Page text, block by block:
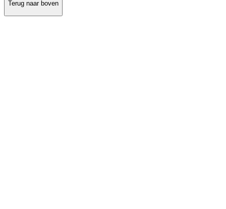
Terug naar boven